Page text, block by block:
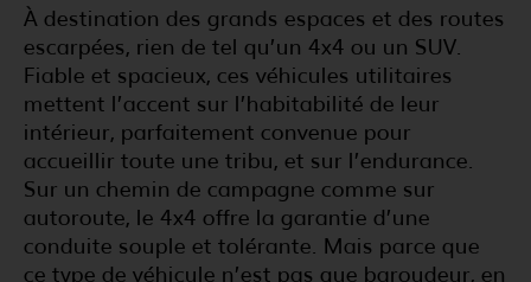
À destination des grands espaces et des routes
escarpées, rien de tel qu’un 4x4 ou un SUV.
Fiable et spacieux, ces véhicules utilitaires
mettent l’accent sur l’habitabilité de leur
intérieur, parfaitement convenue pour
accueillir toute une tribu, et sur l’endurance.
Sur un chemin de campagne comme sur
autoroute, le 4x4 offre la garantie d’une
conduite souple et tolérante. Mais parce que
ce type de véhicule n’est pas que baroudeur, en